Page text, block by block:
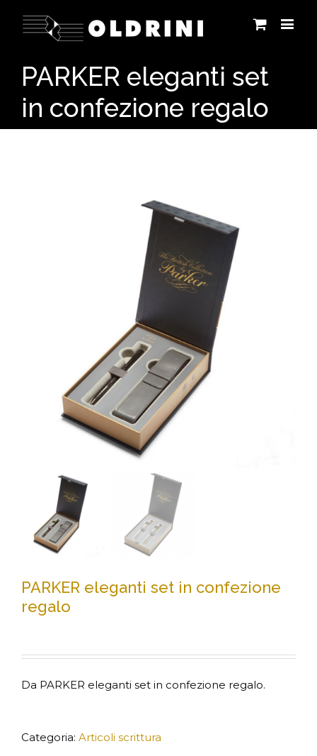
PARKER eleganti set
in confezione regalo
PARKER eleganti set in confezione
regalo
Da PARKER eleganti set in confezione regalo.
Categoria: Articoli scrittura